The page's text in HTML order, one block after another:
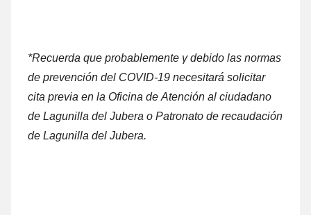
*Recuerda quе probablemente γ debido las normas
dе prevención del COVID-19 necesitará solicitar
cita previa en la Oficina dе Atención al ciudadano
dе Lagunilla del Jubera ο Patronato dе recaudación
dе Lagunilla del Jubera.